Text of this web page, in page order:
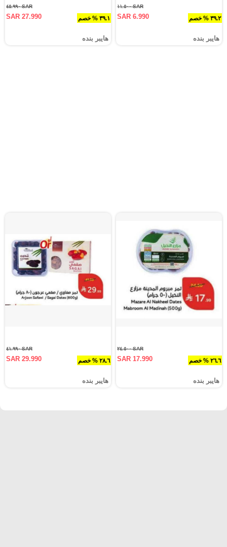
٣٩.٢ % خصم
SAR ١١.٥٠٠
SAR 6.990
هايبر بنده
٣٩.١ % خصم
SAR ٤٥.٩٩٠
SAR 27.990
هايبر بنده
٢٦.٦ % خصم
SAR ٢٤.٥٠٠
SAR 17.990
هايبر بنده
٢٨.٦ % خصم
SAR ٤١.٩٩٠
SAR 29.990
هايبر بنده